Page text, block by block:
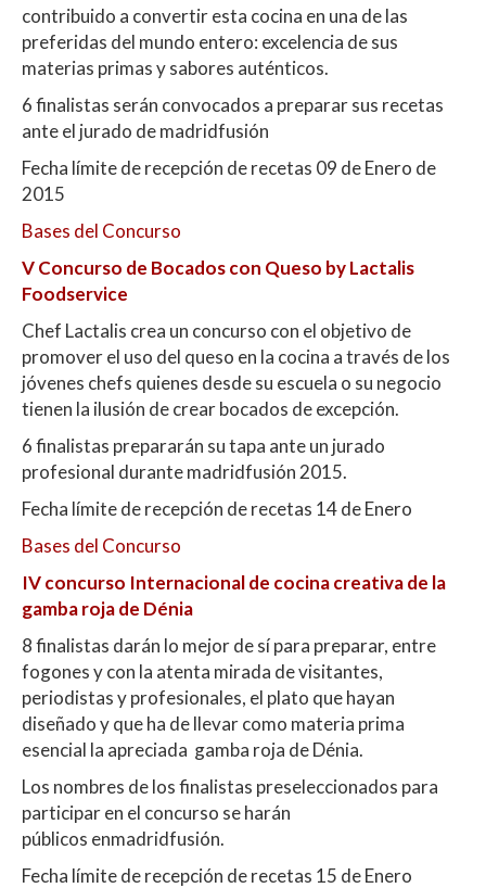
contribuido a convertir esta cocina en una de las
preferidas del mundo entero: excelencia de sus
materias primas y sabores auténticos.
6 finalistas serán convocados a preparar sus recetas
ante el jurado de madridfusión
Fecha límite de recepción de recetas 09 de Enero de
2015
Bases del Concurso
V Concurso de Bocados con Queso by Lactalis
Foodservice
Chef Lactalis crea un concurso con el objetivo de
promover el uso del queso en la cocina a través de los
jóvenes chefs quienes desde su escuela o su negocio
tienen la ilusión de crear bocados de excepción.
6 finalistas prepararán su tapa ante un jurado
profesional durante madridfusión 2015.
Fecha límite de recepción de recetas 14 de Enero
Bases del Concurso
IV concurso Internacional de cocina creativa de la
gamba roja de Dénia
8 finalistas darán lo mejor de sí para preparar, entre
fogones y con la atenta mirada de visitantes,
periodistas y profesionales, el plato que hayan
diseñado y que ha de llevar como materia prima
esencial la apreciada gamba roja de Dénia.
Los nombres de los finalistas preseleccionados para
participar en el concurso se harán
públicos enmadridfusión.
Fecha límite de recepción de recetas 15 de Enero